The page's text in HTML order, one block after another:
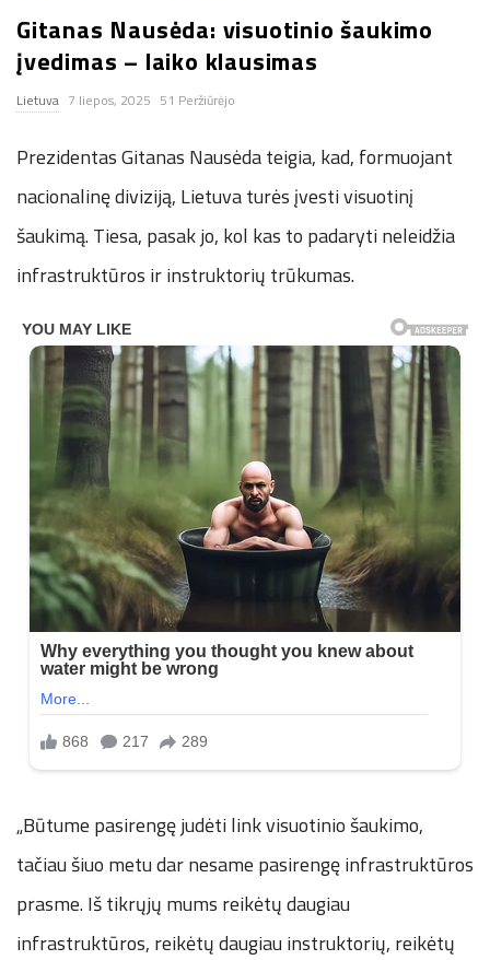
n
.
n
e
t
Gitanas Nausėda: visuotinio šaukimo
įvedimas – laiko klausimas
Lietuva 7 liepos, 2025 51 Peržiūrėjo
Prezidentas Gitanas Nausėda teigia, kad, formuojant
nacionalinę diviziją, Lietuva turės įvesti visuotinį
šaukimą. Tiesa, pasak jo, kol kas to padaryti neleidžia
infrastruktūros ir instruktorių trūkumas.
„Būtume pasirengę judėti link visuotinio šaukimo,
tačiau šiuo metu dar nesame pasirengę infrastruktūros
prasme. Iš tikrųjų mums reikėtų daugiau
infrastruktūros, reikėtų daugiau instruktorių, reikėtų